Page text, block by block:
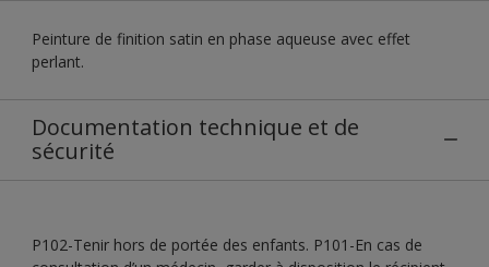
Peinture de finition satin en phase aqueuse avec effet
perlant.
Documentation technique et de
sécurité
P102-Tenir hors de portée des enfants. P101-En cas de